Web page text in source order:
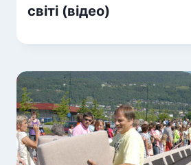
світі (відео)